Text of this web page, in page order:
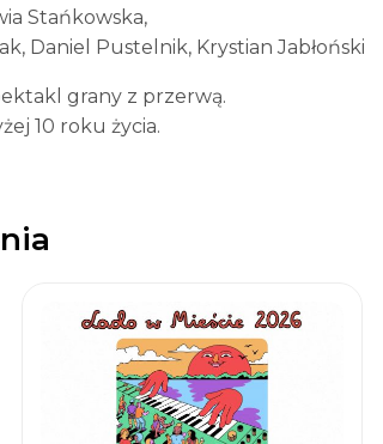
Stańkowska,
Daniel Pustelnik, Krystian Jabłoński
grany z przerwą.
10 roku życia.